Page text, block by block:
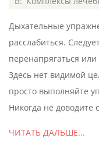
08
Дыхательные
расслабиться.
перенапрягаться
Здесь нет видимой
просто выполняйте
Никогда не доводите
ЧИТАТЬ ДАЛЬШЕ...